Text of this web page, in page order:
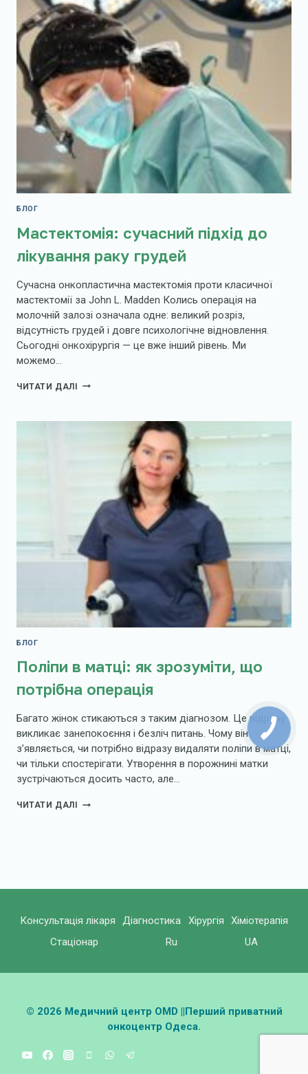
ПСИХОЛОГІЧНИЙ
ПІДХІД
БЛОГ
Мастектомія: сучасний підхід до
лікування раку грудей
Сучасна онкопластична мастектомія проти класичної
мастектомії за John L. Madden Колись операція на
молочній залозі означала одне: великий розріз,
відсутність грудей і довге психологічне відновлення.
Сьогодні онкохірургія — це вже інший рівень. Ми
можемо…
ЧИТАТИ ДАЛІ МАСТЕКТОМІЯ:
ДО
БЛОГ
Поліпи в матці: як зрозуміти, що
потрібна операція
Багато жінок стикаються з таким діагнозом. Це відразу
викликає занепокоєння і безліч питань. Чому він
з’являється, чи потрібно відразу видаляти поліпи в матці,
чи тільки спостерігати. Утворення в порожнині матки
зустрічаються досить часто, але…
ЧИТАТИ ДАЛІ
ПОЛІПИ
ОПЕРАЦІЯ
Консультація лікаря Діагностика Хірургія
Хіміотерапія
Стаціонар
Ru UA
© 2026 Медичний центр OMD ||Перший приватний
онкоцентр Одеса.